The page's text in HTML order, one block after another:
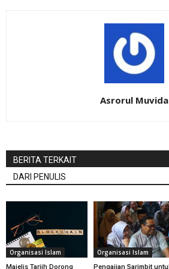
Asrorul Muvida
BERITA TERKAIT
DARI PENULIS
Organisasi Islam
Majelis Tarjih Dorong
Organisasi Islam
Pengajian Sarimbit